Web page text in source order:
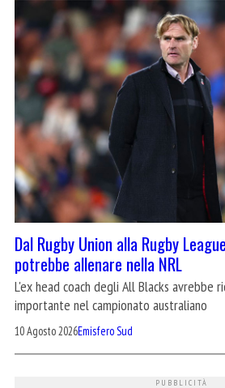
Dal Rugby Union alla Rugby
potrebbe allenare nella NRL
L'ex head coach degli All Blacks avrebbe
importante nel campionato australiano
10 Agosto 2026Emisfero Sud